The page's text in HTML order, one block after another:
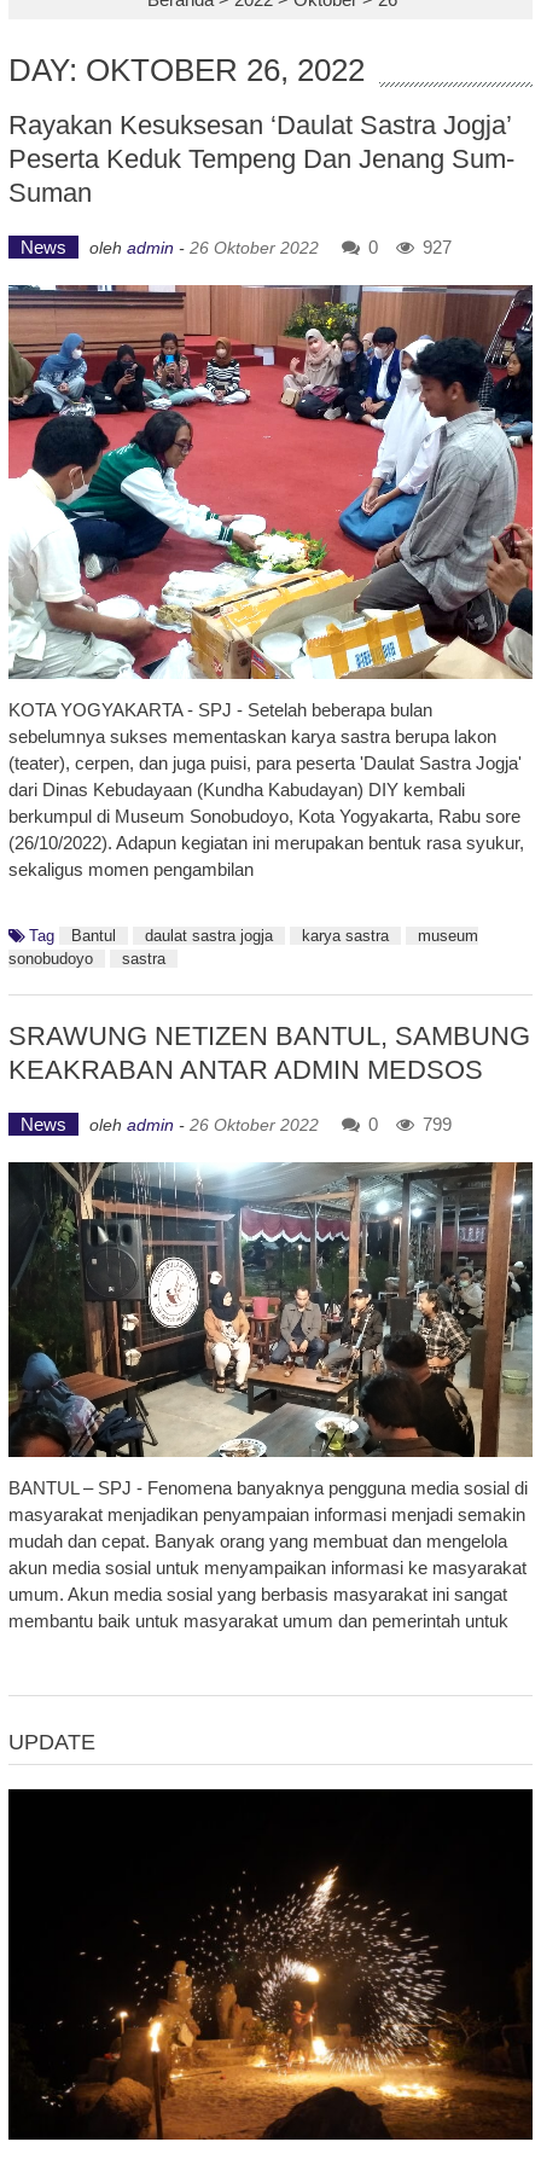
DAY: OKTOBER 26, 2022
Rayakan Kesuksesan ‘Daulat Sastra Jogja’
Peserta Keduk Tempeng Dan Jenang Sum-
Suman
News oleh admin - 26 Oktober 2022 0 927
KOTA YOGYAKARTA - SPJ - Setelah beberapa bulan
sebelumnya sukses mementaskan karya sastra berupa lakon
(teater), cerpen, dan juga puisi, para peserta 'Daulat Sastra Jogja'
dari Dinas Kebudayaan (Kundha Kabudayan) DIY kembali
berkumpul di Museum Sonobudoyo, Kota Yogyakarta, Rabu sore
(26/10/2022). Adapun kegiatan ini merupakan bentuk rasa syukur,
sekaligus momen pengambilan
Tag Bantul daulat sastra jogja karya sastra
museum
sonobudoyo
sastra
SRAWUNG NETIZEN BANTUL, SAMBUNG
KEAKRABAN ANTAR ADMIN MEDSOS
News oleh admin - 26 Oktober 2022 0 799
BANTUL – SPJ - Fenomena banyaknya pengguna media sosial di
masyarakat menjadikan penyampaian informasi menjadi semakin
mudah dan cepat. Banyak orang yang membuat dan mengelola
akun media sosial untuk menyampaikan informasi ke masyarakat
umum. Akun media sosial yang berbasis masyarakat ini sangat
membantu baik untuk masyarakat umum dan pemerintah untuk
UPDATE